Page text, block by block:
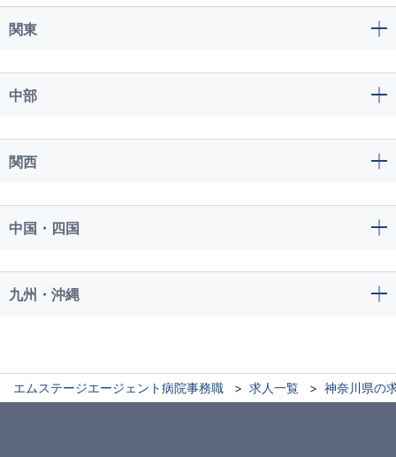
関東
中部
関西
中国・四国
九州・沖縄
エムステージエージェント病院事務職 求人一覧 神奈川県の